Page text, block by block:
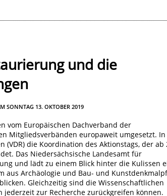
und die
SONNTAG 13. OKTOBER 2019
vom Europäischen Dachverband der
Mitgliedsverbänden europaweit umgesetzt. In
die Koordination des Aktionstags, der ab
Das Niedersächsische Landesamt für
und lädt zu einem Blick hinter die Kulissen
aus Archäologie und Bau- und
Gleichzeitig sind die Wissenschaftlichen
zur Recherche zurückgreifen können.